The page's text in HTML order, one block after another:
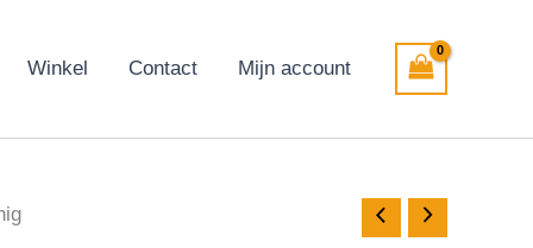
Winkel Contact Mijn account